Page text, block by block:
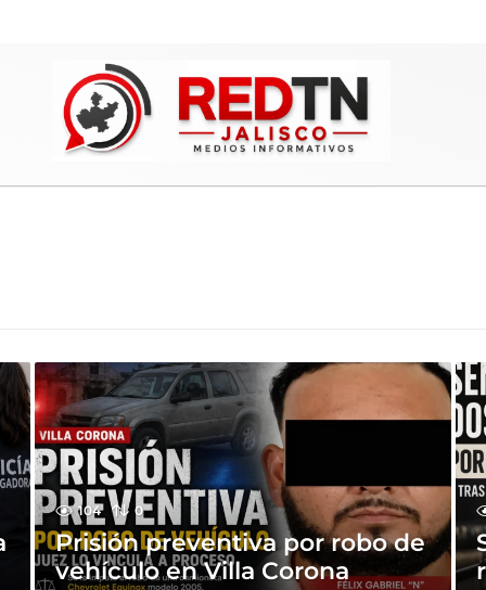
104 0
Prisión preventiva por robo de
vehículo en Villa Corona